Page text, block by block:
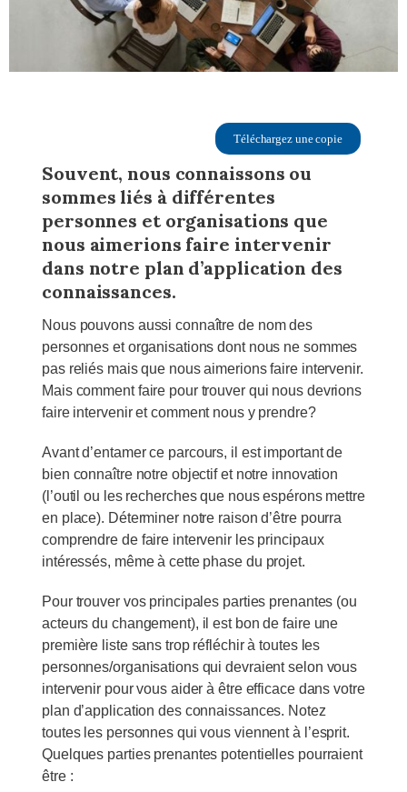
Téléchargez une copie
Souvent, nous connaissons ou
sommes liés à différentes
personnes et organisations que
nous aimerions faire intervenir
dans notre plan d’application des
connaissances.
Nous pouvons aussi connaître de nom des
personnes et organisations dont nous ne sommes
pas reliés mais que nous aimerions faire intervenir.
Mais comment faire pour trouver qui nous devrions
faire intervenir et comment nous y prendre?
Avant d’entamer ce parcours, il est important de
bien connaître notre objectif et notre innovation
(l’outil ou les recherches que nous espérons mettre
en place). Déterminer notre raison d’être pourra
comprendre de faire intervenir les principaux
intéressés, même à cette phase du projet.
Pour trouver vos principales parties prenantes (ou
acteurs du changement), il est bon de faire une
première liste sans trop réfléchir à toutes les
personnes/organisations qui devraient selon vous
intervenir pour vous aider à être efficace dans votre
plan d’application des connaissances. Notez
toutes les personnes qui vous viennent à l’esprit.
Quelques parties prenantes potentielles pourraient
être :